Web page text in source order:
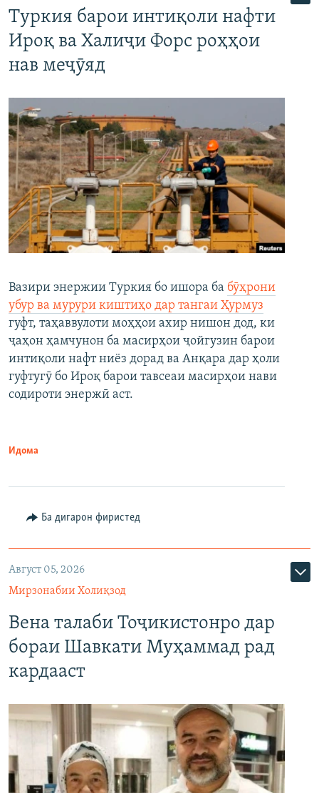
Туркия барои интиқоли нафти
Ироқ ва Халиҷи Форс роҳҳои
нав меҷӯяд
Вазири энержии Туркия бо ишора ба бӯҳрони
убур ва мурури киштиҳо дар тангаи Ҳурмуз
гуфт, таҳаввулоти моҳҳои ахир нишон дод, ки
ҷаҳон ҳамчунон ба масирҳои ҷойгузин барои
интиқоли нафт ниёз дорад ва Анқара дар ҳоли
гуфтугӯ бо Ироқ барои тавсеаи масирҳои нави
содироти энержӣ аст.
Идома
Ба дигарон фиристед
Август 05, 2026
Мирзонабии Холиқзод
Вена талаби Тоҷикистонро дар
бораи Шавкати Муҳаммад рад
кардааст